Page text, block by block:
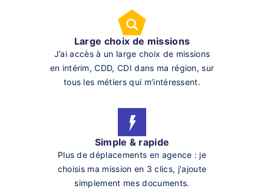
Large choix de missions
J’ai accès à un large choix de missions
en intérim, CDD, CDI dans ma région, sur
tous les métiers qui m’intéressent.
Simple & rapide
Plus de déplacements en agence : je
choisis ma mission en 3 clics, j'ajoute
simplement mes documents.